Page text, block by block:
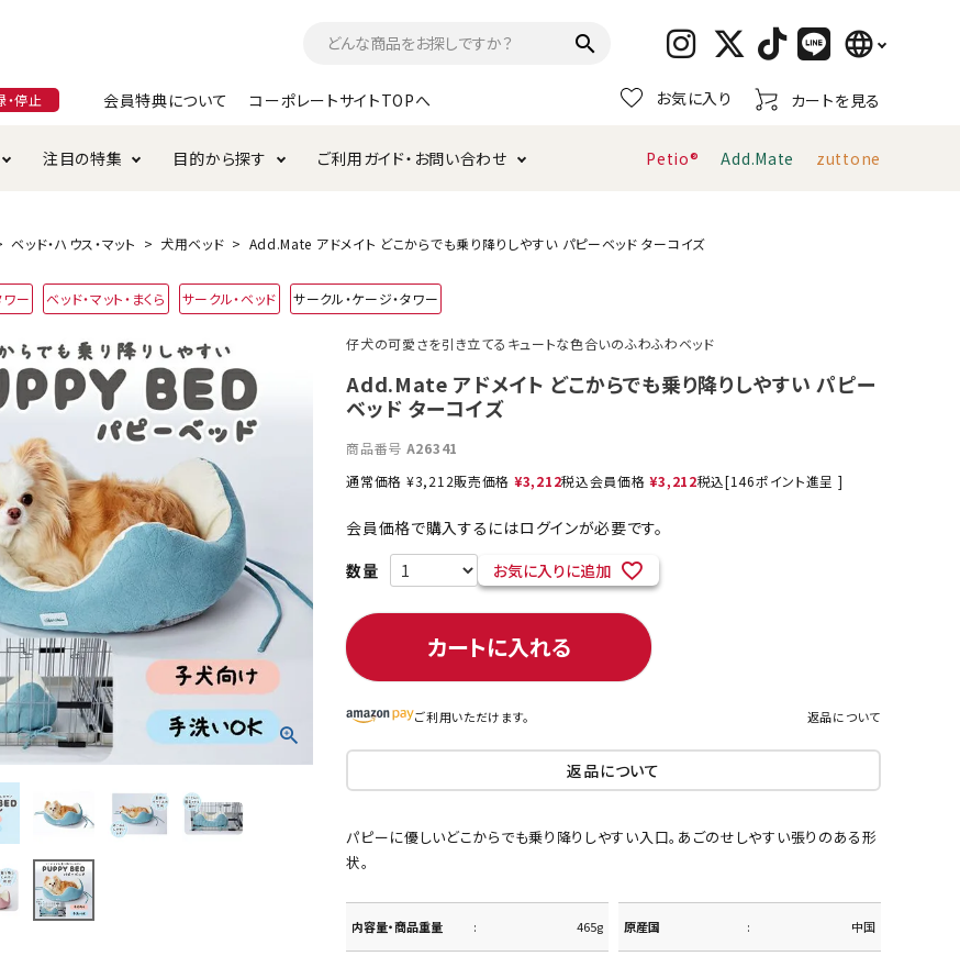
search language
日本語
English
・停止 会員特典について コーポレートサイトTOPへ お気に入り カートを見る
お手入れ・ケア用品 トイレタリー・消臭剤
ウス・マット サークル・ケージ
器 服・ウェア
品 替え・交換パーツ
・ケア用品 トイレタリー・消臭剤 猫砂
ケージ・タワー キャリーバッグ
首輪・ハーネス
まま 極上
注目の特集
集 けりぐるみ特集 ペティオ公式アプリ
目的から探す
レインフリー
投げて遊ぶ デンタルおもちゃ
草
オススメ まとめ買いでオトク！！ ネコポス対象商品一覧
ご利用ガイド・お問い合わせ
について ご注文方法について お支払い方法・配送について
ンショップ利用規約
Petio® Add.Mate zuttone
ベッド・ハウス・マット 犬用ベッド Add.Mate アドメイト どこからでも乗り降りしやすい パピーベッド ターコイズ
ワー ベッド・マット・まくら サークル・ベッド サークル・ケージ・タワー
仔犬の可愛さを引き立てるキュートな色合いのふわふわベッド
Add.Mate アドメイト どこからでも乗り降りしやすい パピー
ベッド ターコイズ
商品番号 A26341
通常価格 ¥3,212販売価格 ¥3,212税込会員価格 ¥3,212税込[146ポイント進呈 ]
会員価格で購入するにはログインが必要です。
お気に入りに追加
カートに入れる
ご利用いただけます。 返品について
返品について
パピーに優しいどこからでも乗り降りしやすい入口。あごのせしやすい張りのある形
状。
内容量・商品重量 465g 原産国 中国